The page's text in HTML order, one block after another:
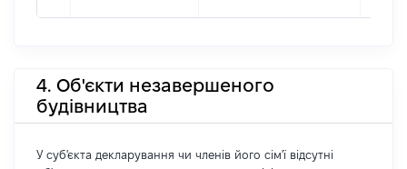
4. Об'єкти незавершеного
будівництва
У суб'єкта декларування чи членів його сім'ї відсутні